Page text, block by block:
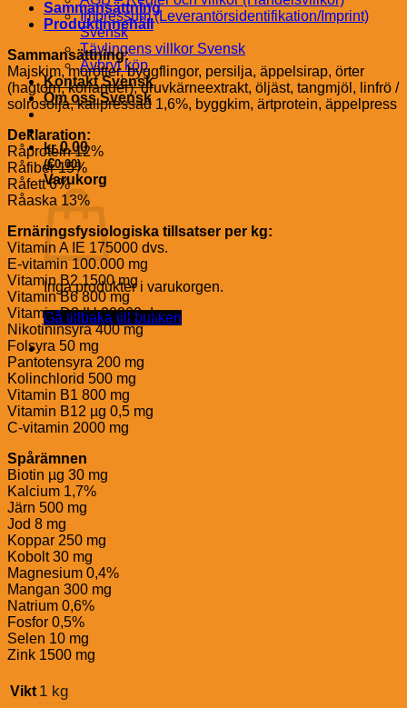
Impressum (Leverantörsidentifikation/Imprint)
Svensk
Tävlingens villkor Svensk
Avbryt köp
Kontakt Svensk
Om oss Svensk
kr0.00
(€0.00)
Varukorg
Inga produkter i varukorgen.
Gå tillbaka till butiken
Sammansättning
Produktinnehåll
Sammansättning:
Majskim, morötter, byggflingor, persilja, äppelsirap, örter
(hagtorn, koriander), druvkärneextrakt, öljäst, tangmjöl, linfrö /
solrosolja, kallpressad 1,6%, byggkim, ärtprotein, äppelpress
Deklaration:
Råprotein 12%
Råfiber 15%
Råfett 6%
Råaska 13%
Ernäringsfysiologiska tillsatser per kg:
Vitamin A IE 175000 dvs.
E-vitamin 100.000 mg
Vitamin B2 1500 mg
Vitamin B6 800 mg
Vitamin D3 IU 20000 dvs.
Nikotininsyra 400 mg
Folsyra 50 mg
Pantotensyra 200 mg
Kolinchlorid 500 mg
Vitamin B1 800 mg
Vitamin B12 µg 0,5 mg
C-vitamin 2000 mg
Spårämnen
Biotin µg 30 mg
Kalcium 1,7%
Järn 500 mg
Jod 8 mg
Koppar 250 mg
Kobolt 30 mg
Magnesium 0,4%
Mangan 300 mg
Natrium 0,6%
Fosfor 0,5%
Selen 10 mg
Zink 1500 mg
Vikt 1 kg